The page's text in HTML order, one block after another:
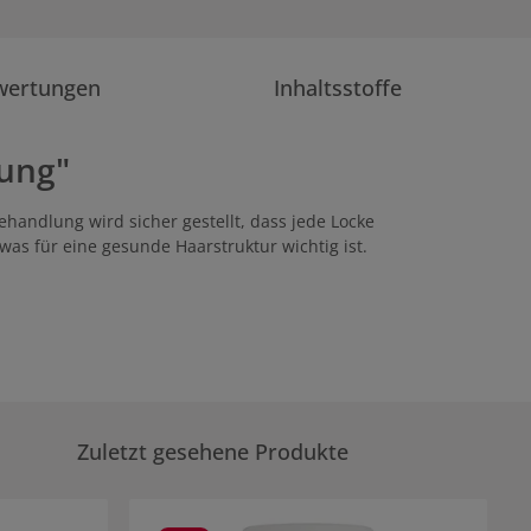
Inhaltsstoffe
wird sicher gestellt, dass jede Locke
für eine gesunde Haarstruktur wichtig ist.
Zuletzt gesehene Produkte